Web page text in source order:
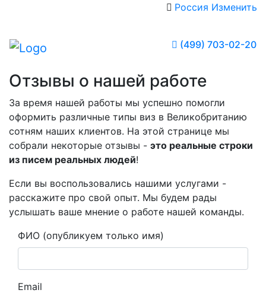
Россия Изменить
(499) 703-02-20
Отзывы о нашей работе
За время нашей работы мы успешно помогли
оформить различные типы виз в Великобританию
сотням наших клиентов. На этой странице мы
собрали некоторые отзывы - это реальные строки
из писем реальных людей!
Если вы воспользовались нашими услугами -
расскажите про свой опыт. Мы будем рады
услышать ваше мнение о работе нашей команды.
ФИО (опубликуем только имя)
Email